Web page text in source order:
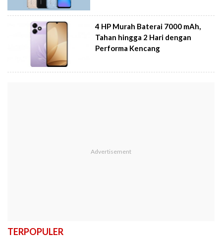
4 HP Murah Baterai 7000 mAh,
Tahan hingga 2 Hari dengan
Performa Kencang
TERPOPULER